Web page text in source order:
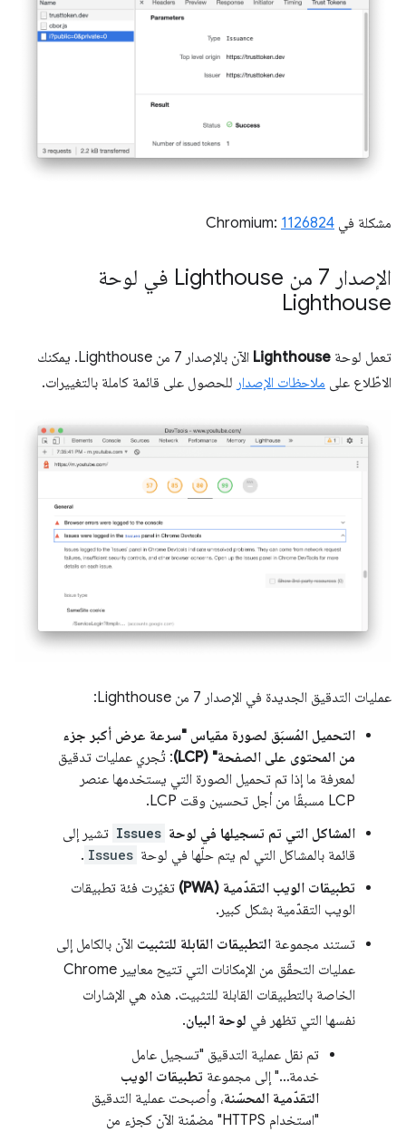
مشكلة في Chromium: 1126824
الإصدار 7 من Lighthouse في لوحة
Lighthouse
تعمل لوحة Lighthouse
الآن بالإصدار 7 من Lighthouse. يمكنك
الاطّلاع على ملاحظات الإصدار للحصول على قائمة كاملة بالتغييرات.
عمليات التدقيق الجديدة في الإصدار 7 من Lighthouse:
التحميل المُسبَق لصورة مقياس "سرعة عرض أكبر جزء
من المحتوى على الصفحة" (LCP)
: تُجري عمليات تدقيق
لمعرفة ما إذا تم تحميل الصورة التي يستخدمها عنصر
LCP مسبقًا من أجل تحسين وقت LCP.
المشاكل التي تم تسجيلها في لوحة Issues تشير إلى
قائمة بالمشاكل التي لم يتم حلّها في لوحة Issues
.
تطبيقات الويب التقدّمية (PWA)
تغيّرت فئة تطبيقات
الويب التقدّمية بشكل كبير.
تستند مجموعة التطبيقات القابلة للتثبيت الآن بالكامل إلى
عمليات التحقّق من الإمكانات التي تتيح معايير Chrome
الخاصة بالتطبيقات القابلة للتثبيت. هذه هي الإشارات
نفسها التي تظهر في لوحة البيان.
تم نقل عملية التدقيق "تسجيل عامل
خدمة…" إلى مجموعة تطبيقات الويب
التقدّمية المحسّنة، وأصبحت عملية التدقيق
"استخدام HTTPS" مضمّنة الآن كجزء من